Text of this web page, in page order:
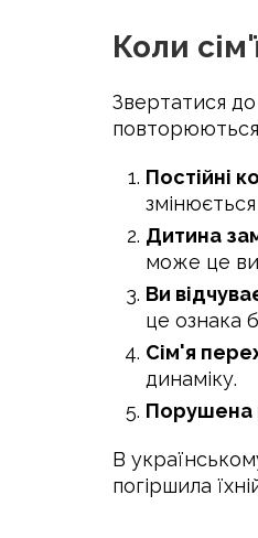
Коли
Звертатися
Постійні
Дитина
може це
Ви
це ознака
Сім'я
динаміку.
Порушена
В
погіршила